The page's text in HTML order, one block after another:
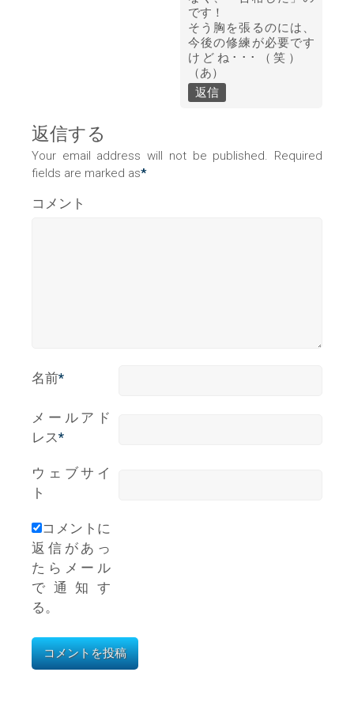
です！
そう胸を張るのには、
今後の修練が必要です
けどね･･･（笑）
（あ）
返信
返信する
Your email address will not be published. Required
fields are marked as*
コメント
名前*
メールアド
レス*
ウェブサイ
ト
コメントに
返信があっ
たらメール
で通知す
る。